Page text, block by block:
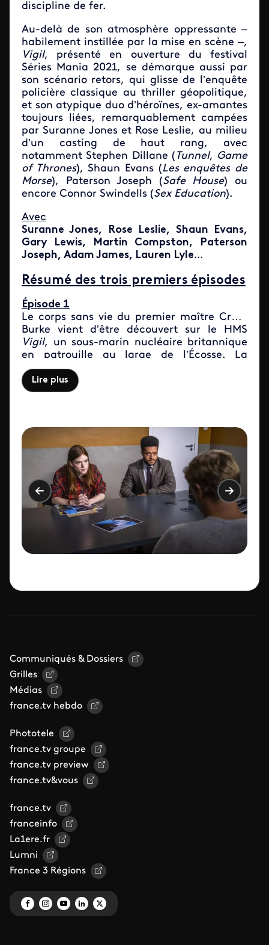
discipline de fer.
Au-delà de son atmosphère oppressante –
habilement instillée par la mise en scène –,
Vigil, présenté en ouverture du festival
Séries Mania 2021, se démarque aussi par
son scénario retors, qui glisse de l’enquête
policière classique au thriller géopolitique,
et son atypique duo d’héroïnes, ex-amantes
toujours liées, remarquablement campées
par Suranne Jones et Rose Leslie, au milieu
d’un casting de haut rang, avec
notamment Stephen Dillane ( Tunnel, Game
of Thrones), Shaun Evans (Les enquêtes de
Morse), Paterson Joseph (Safe House) ou
encore Connor Swindells (Sex Education).
Avec
Suranne Jones, Rose Leslie, Shaun Evans,
Gary Lewis, Martin Compston, Paterson
Joseph, Adam James, Lauren Lyle...
Résumé des trois premiers épisodes
Épisode 1
Le corps sans vie du premier maître Craig
Burke vient d’être découvert sur le HMS
Vigil, un sous-marin nucléaire britannique
en patrouille au large de l’Écosse. La
commandante Amy Silva, de la police de
Glasgow, est envoyée à bord pour faire la
lumière sur ce décès. Les communications
lieutenant Kirsten Longacre, qu’elle connaît
intimement, pour mener les investigations
terrestres. Mais alors qu’il apparaît
rapidement que Craig Burke a été
assassiné, Amy se heurte à l’hostilité de
l’équipage, tandis que Kirsten fait face aux
tentatives d’obstruction du haut
commandement de la marine. Les deux
femmes découvrent alors que la victime
avait transmis à sa petite amie, militante
antinucléaire, des informations
Lire plus
Communiqués & Dossiers
Grilles
Médias
france.tv hebdo
Phototele
france.tv groupe
france.tv preview
france.tv&vous
france.tv
franceinfo
La1ere.fr
Lumni
France 3 Régions